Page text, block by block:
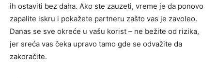
ih ostaviti bez daha. Ako ste zauzeti, vreme je da ponovo
zapalite iskru i pokažete partneru zašto vas je zavoleo.
Danas se sve okreće u vašu korist – ne bežite od rizika,
jer sreća vas čeka upravo tamo gde se odvažite da
zakoračite.